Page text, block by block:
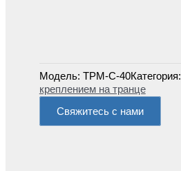
Модель: ТРМ-С-40Категория:
креплением на транце
Свяжитесь с нами